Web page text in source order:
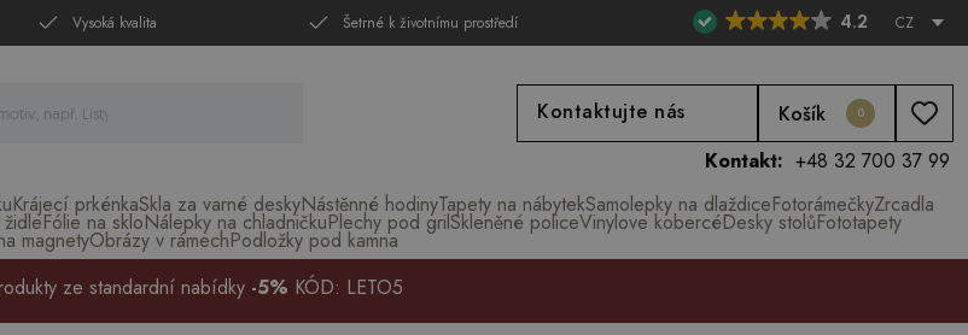
Vysoká kvalita Šetrné k životnímu prostředí 4.2 CZ
Kontaktujte nás Košík 0
Kontakt: +48 32 700 37 99
Krájecí prkénkaSkla za varné deskyNástěnné hodinyTapety na nábytekSamolepky na dlaždiceFotorámečkyZrcadla
Fólie na skloNálepky na chladničkuPlechy pod grilSkleněné policeVinylove kobercéDesky stolůFototapety
magnetyObrázy v rámechPodložky pod kamna
ze standardní nabídky -5% KÓD: LETO5